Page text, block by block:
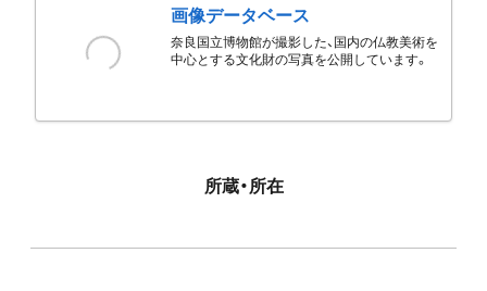
画像データベース
奈良国立博物館が撮影した、国内の仏教美術を
中心とする文化財の写真を公開しています。
所蔵・所在